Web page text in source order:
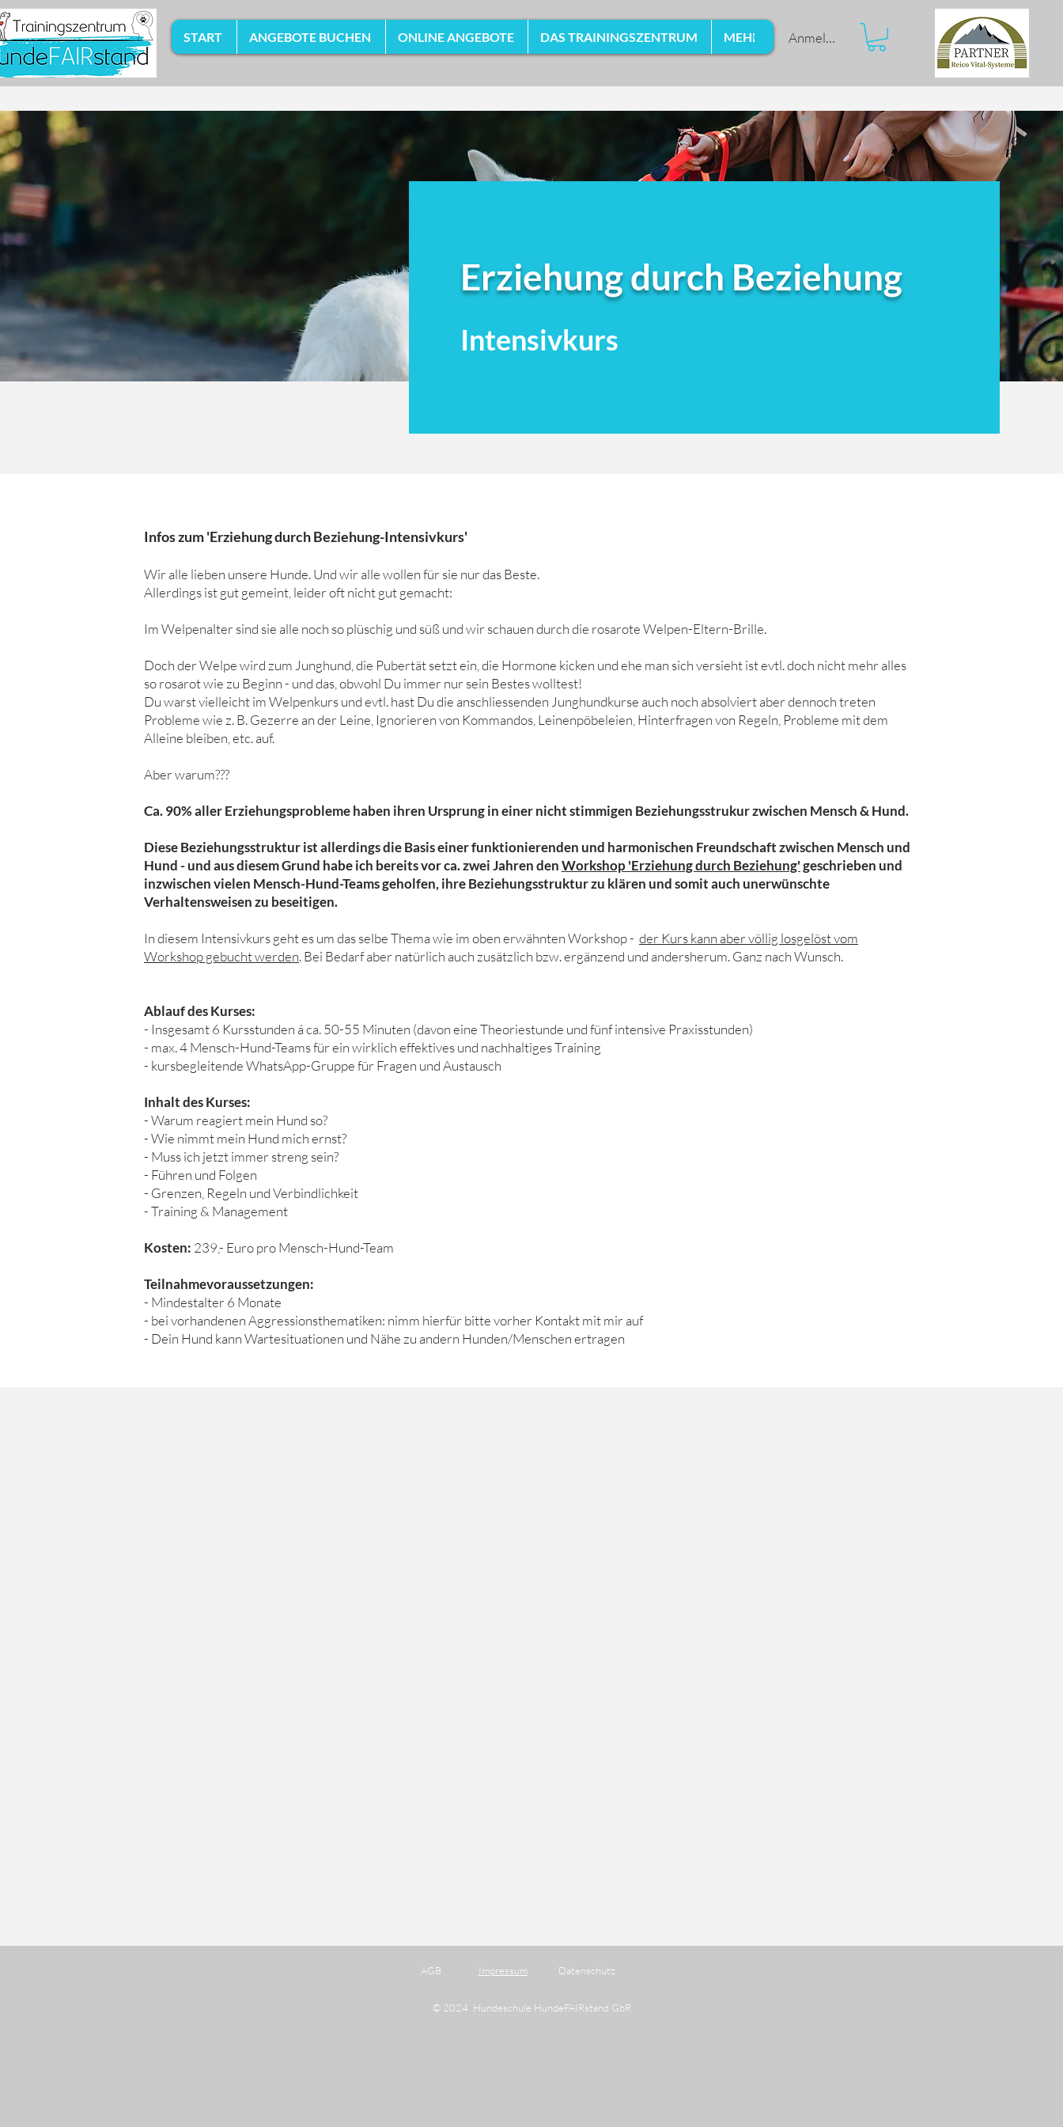
START ANGEBOTE BUCHEN ONLINE ANGEBOTE DAS TRAININGSZENTRUM MEHR Anmelden
Erziehung durch Beziehung
Intensivkurs
Infos zum 'Erziehung durch Beziehung-Intensivkurs'
Wir alle lieben unsere Hunde. Und wir alle wollen für sie nur das Beste.
Allerdings ist gut gemeint, leider oft nicht gut gemacht:
Im Welpenalter sind sie alle noch so plüschig und süß und wir schauen durch die rosarote Welpen-Eltern-Brille.
Doch der Welpe wird zum Junghund, die Pubertät setzt ein, die Hormone kicken und ehe man sich versieht ist evtl. doch nicht mehr alles
so rosarot wie zu Beginn - und das, obwohl Du immer nur sein Bestes wolltest!
Du warst vielleicht im Welpenkurs und evtl. hast Du die anschliessenden Junghundkurse auch noch absolviert aber dennoch treten
Probleme wie z. B. Gezerre an der Leine, Ignorieren von Kommandos, Leinenpöbeleien, Hinterfragen von Regeln, Probleme mit dem
Alleine bleiben, etc. auf.
Aber warum???
Ca. 90% aller Erziehungsprobleme haben ihren Ursprung in einer nicht stimmigen Beziehungsstrukur zwischen Mensch & Hund.
Diese Beziehungsstruktur ist allerdings die Basis einer funktionierenden und harmonischen Freundschaft zwischen Mensch und
Hund - und aus diesem Grund habe ich bereits vor ca. zwei Jahren denWorkshop 'Erziehung durch Beziehung'geschrieben und
inzwischen vielen Mensch-Hund-Teams geholfen, ihre Beziehungsstruktur zu klären undsomit auch unerwünschte
Verhaltensweisen zu beseitigen.
In diesem Intensivkurs geht es um das selbe Thema wie im oben erwähnten Workshop - der Kurs kann aber völlig losgelöst vom
Workshop gebucht werden. Bei Bedarf aber natürlich auch zusätzlich bzw. ergänzend und andersherum. Ganz nach Wunsch.
Ablauf des Kurses:
- Insgesamt 6 Kursstunden á ca. 50-55 Minuten (davon eine Theoriestunde und fünf intensive Praxisstunden)
- max. 4 Mensch-Hund-Teams für ein wirklich effektives und nachhaltiges Training
- kursbegleitende WhatsApp-Gruppe für Fragen und Austausch
Inhalt des Kurses:
- Warum reagiert mein Hund so?
- Wie nimmt mein Hund mich ernst?
- Muss ich jetzt immer streng sein?
- Führen und Folgen
- Grenzen, Regeln und Verbindlichkeit
- Training & Management
Kosten: 239,- Euro pro Mensch-Hund-Team
Teilnahmevoraussetzungen:
- Mindestalter 6 Monate
- bei vorhandenen Aggressionsthematiken: nimm hierfür bitte vorher Kontakt mit mir auf
- Dein Hund kann Wartesituationen und Nähe zu andern Hunden/Menschen ertragen
AGB Impressum Datenschutz
© 2024 Hundeschule HundeFAIRstand GbR